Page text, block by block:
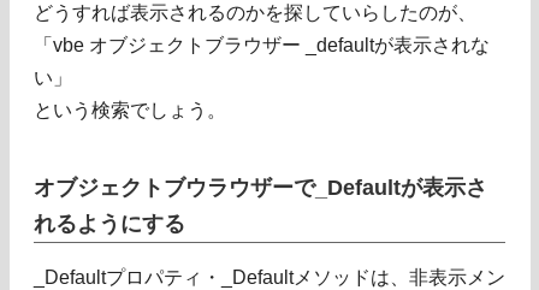
どうすれば表示されるのかを探していらしたのが、
「vbe オブジェクトブラウザー _defaultが表示されな
い」
という検索でしょう。
オブジェクトブウラウザーで_Defaultが表示さ
れるようにする
_Defaultプロパティ・_Defaultメソッドは、非表示メン